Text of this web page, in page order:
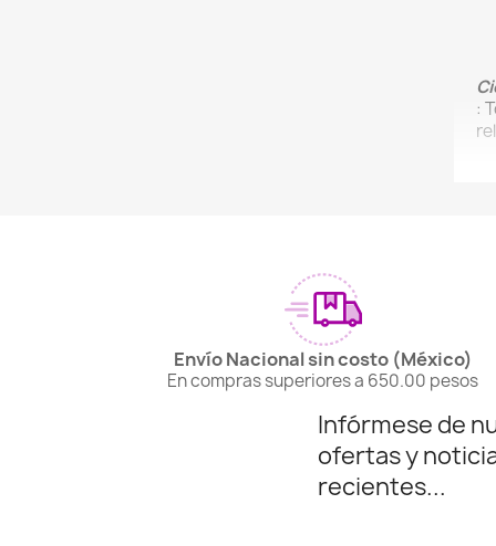
:
Envío Nacional sin costo (México)
En compras superiores a 650.00 pesos
Infórmese de
ofertas y
recientes...